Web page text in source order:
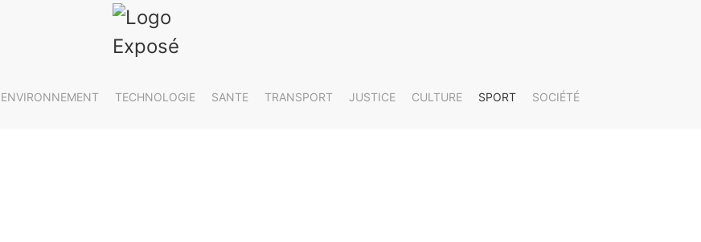
ENVIRONNEMENT TECHNOLOGIE SANTE TRANSPORT JUSTICE CULTURE SPORT SOCIÉTÉ